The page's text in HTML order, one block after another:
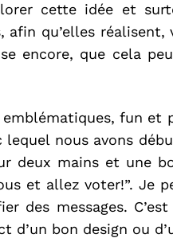
cette idée et
qu’elles réalisent,
encore, que cela
emblématiques, fun
nous avons
deux mains et une
et allez voter!”. Je
des messages.
d’un bon design ou